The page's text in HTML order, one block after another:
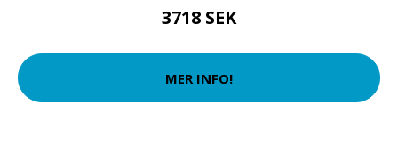
3718 SEK
MER INFO!